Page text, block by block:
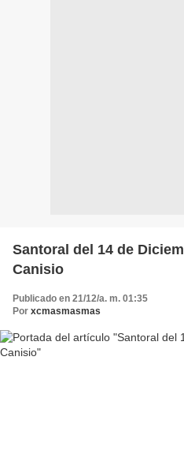
Santoral del 14 de
Canisio
Publicado en 21/12/a. m. 01:35
Por xcmasmasmas